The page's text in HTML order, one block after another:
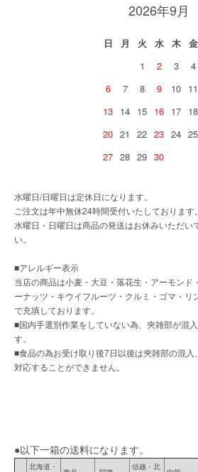
2026年9月
日 月 火 水 木 金
1
2 3 4
6
7 8 9 10 11
13 14 15 16 17 18
20 21 22 23 24 25
27 28 29 30
水曜日/日曜日は定休日になります。
ご注文は年中無休24時間受付いたしております。
水曜日・日曜日は商品の発送はお休みいただい
い。
■アレルギー表示
当店の商品は小麦・大豆・落花生・アーモンド
ーナッツ・キウイフルーツ・クルミ・ゴマ・リ
で充填しております。
■国内手選別作業をしていない為、夾雑部が混
す。
■食品の為お受け取り後7日以後は夾雑部の混
対応することができません。
●以下一箱の送料になります。
北海道・
信越・北